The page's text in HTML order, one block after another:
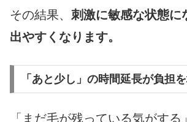
その結果、 刺激に敏感な状態に
出やすくなります。
「あと少し」の時間延長が負担
「まだ毛が残っている気がする」